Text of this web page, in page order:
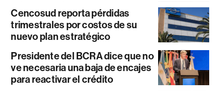
Cencosud reporta pérdidas
trimestrales por costos de su
nuevo plan estratégico
Presidente del BCRA dice que no
ve necesaria una baja de encajes
para reactivar el crédito